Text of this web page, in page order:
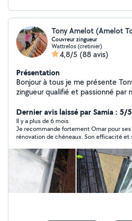
Tony Amelot (Amelot
Couvreur zingueur
Wattrelos (cretinier)
4,8/5 (88 avis)
Présentation
Bonjour à tous je me présente
zingueur qualifié et passionné par
réparations. Je travaille en auto
possède une société en parallèle
mains d'œuvre Merci à vous.
Dernier avis laissé par Samia : 5/5
Il y a plus de 6 mois
Je recommande fortement Omar pour
rénovation de chéneaux. Son efficacité et